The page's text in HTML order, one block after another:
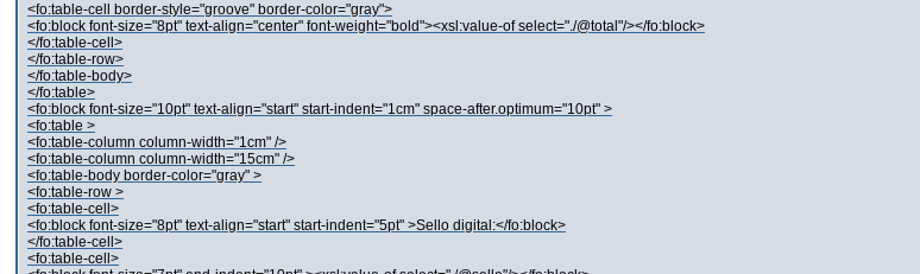
<fo:table-cell border-style="groove" border-color="gray">
<fo:block font-size="8pt" text-align="center" font-weight="bold"><xsl:value-of select="./@total"/></fo:block>
</fo:table-cell>
</fo:table-row>
</fo:table-body>
</fo:table>
<fo:block font-size="10pt" text-align="start" start-indent="1cm" space-after.optimum="10pt" >
<fo:table >
<fo:table-column column-width="1cm" />
<fo:table-column column-width="15cm" />
<fo:table-body border-color="gray" >
<fo:table-row >
<fo:table-cell>
<fo:block font-size="8pt" text-align="start" start-indent="5pt" >Sello digital:</fo:block>
</fo:table-cell>
<fo:table-cell>